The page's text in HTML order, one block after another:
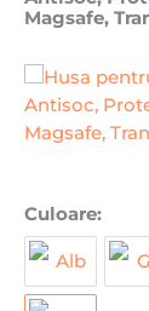
Magsafe,
Culoare:
Cantitate
Husa
pentru
Apple